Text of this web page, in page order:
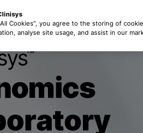
Cookies”, you agree to the storing of
analyse site usage, and assist in our